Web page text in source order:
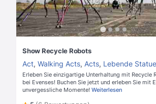
Show Recycle Robots
Act, Walking Acts, Acts, Lebende Statue
Erleben Sie einzigartige Unterhaltung mit Recycle
bei Evenses! Buchen Sie jetzt und erleben Sie mit
unvergessliche Momente! Weiterlesen